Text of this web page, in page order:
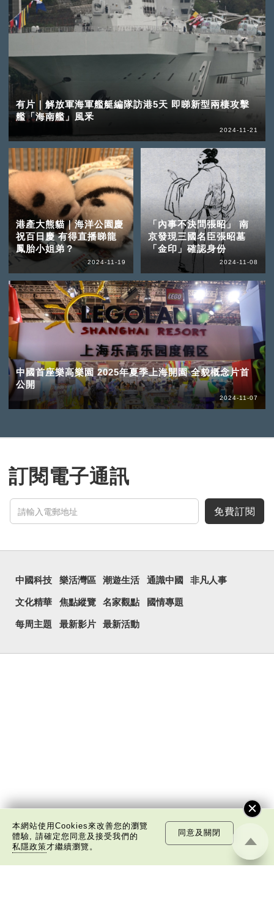
有片｜解放軍海軍艦艇編隊訪港5天 即睇新型兩棲攻擊
艦「海南艦」風釆
2024-11-21
港產大熊貓｜海洋公園慶
祝百日慶 有得直播睇龍
鳳胎小姐弟？
2024-11-19
「內事不決問張昭」 南
京發現三國名臣張昭墓
「金印」確認身份
2024-11-08
中國首座樂高樂園 2025年夏季上海開園 全貌概念片首
公開
2024-11-07
訂閱電子通訊
免費訂閱
中國科技 樂活灣區 潮遊生活 通識中國 非凡人事
文化精華 焦點縱覽 名家觀點 國情專題
每周主題 最新影片 最新活動
本網站使用Cookies來改善您的瀏覽
體驗, 請確定您同意及接受我們的
私隱政策才繼續瀏覽。
同意及關閉